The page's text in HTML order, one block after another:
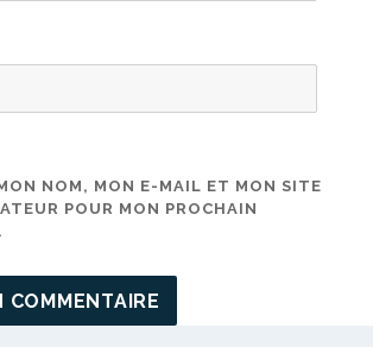
NOM, MON E-MAIL ET MON SITE
POUR MON PROCHAIN